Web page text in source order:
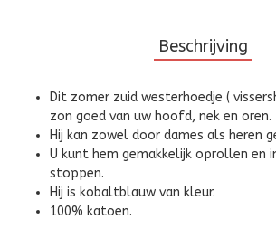
Beschrijving
Dit zomer zuid westerhoedje (
zon goed van uw hoofd, nek en oren.
Hij kan zowel door dames als heren
U kunt hem gemakkelijk oprollen en
stoppen.
Hij is kobaltblauw van kleur.
100% katoen.